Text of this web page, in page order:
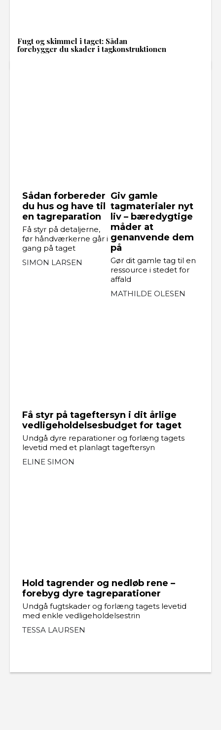
Fugt og skimmel i taget: Sådan
forebygger du skader i tagkonstruktionen
Sådan forbereder
du hus og have til
en tagreparation
Få styr på detaljerne,
før håndværkerne går i
gang på taget
SIMON LARSEN
Giv gamle
tagmaterialer nyt
liv – bæredygtige
måder at
genanvende dem
på
Gør dit gamle tag til en
ressource i stedet for
affald
MATHILDE OLESEN
Få styr på tageftersyn i dit årlige
vedligeholdelsesbudget for taget
Undgå dyre reparationer og forlæng tagets
levetid med et planlagt tageftersyn
ELINE SIMON
Hold tagrender og nedløb rene –
forebyg dyre tagreparationer
Undgå fugtskader og forlæng tagets levetid
med enkle vedligeholdelsestrin
TESSA LAURSEN